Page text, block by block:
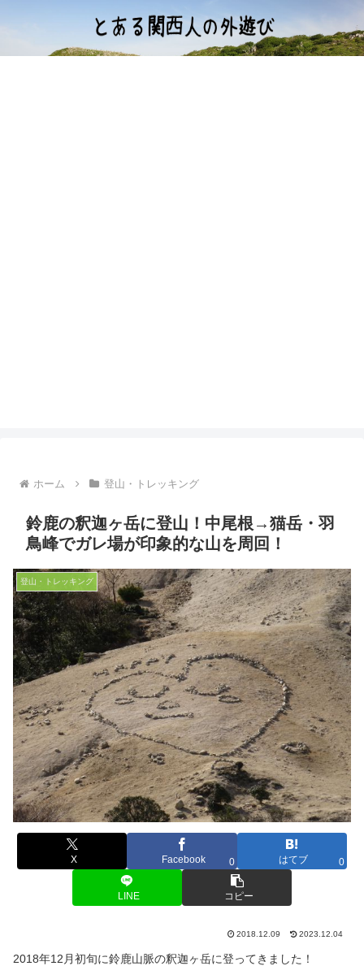
ホーム 登山・トレッキング
鈴鹿の釈迦ヶ岳に登山！中尾根→猫岳・羽
鳥峰でガレ場が印象的な山を周回！
登山・トレッキング
X Facebook 0 はてブ 0
LINE コピー
2018.12.09 2023.12.04
2018年12月初旬に鈴鹿山脈の釈迦ヶ岳に登ってきました！